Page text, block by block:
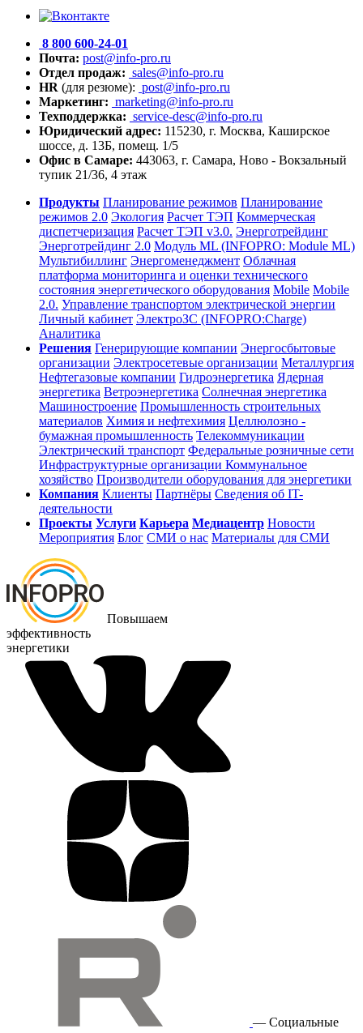
8 800 600-24-01
Почта: post@info-pro.ru
Отдел продаж: sales@info-pro.ru
HR (для резюме): post@info-pro.ru
Маркетинг: marketing@info-pro.ru
Техподдержка: service-desc@info-pro.ru
Юридический адрес: 115230, г. Москва, Каширское
шоссе, д. 13Б, помещ. 1/5
Офис в Самаре: 443063, г. Самара, Ново - Вокзальный
тупик 21/36, 4 этаж
Продукты Планирование режимов Планирование
режимов 2.0 Экология Расчет ТЭП Коммерческая
диспетчеризация Расчет ТЭП v3.0. Энерготрейдинг
Энерготрейдинг 2.0 Модуль ML (INFOPRO: Module ML)
Мультибиллинг Энергоменеджмент Облачная
платформа мониторинга и оценки технического
состояния энергетического оборудования Mobile Mobile
2.0. Управление транспортом электрической энергии
Личный кабинет ЭлектроЗС (INFOPRO:Charge)
Аналитика
Решения Генерирующие компании Энергосбытовые
организации Электросетевые организации Металлургия
Нефтегазовые компании Гидроэнергетика Ядерная
энергетика Ветроэнергетика Солнечная энергетика
Машиностроение Промышленность строительных
материалов Химия и нефтехимия Целлюлозно -
бумажная промышленность Телекоммуникации
Электрический транспорт Федеральные розничные сети
Инфраструктурные организации Коммунальное
хозяйство Производители оборудования для энергетики
Компания Клиенты Партнёры Сведения об IT-
деятельности
Проекты Услуги Карьера Медиацентр Новости
Мероприятия Блог СМИ о нас Материалы для СМИ
Повышаем
эффективность
энергетики
— Социальные